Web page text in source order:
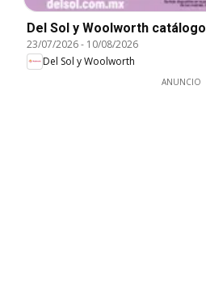
Del Sol y Woolworth catálogo
23/07/2026- 10/08/2026
Del Sol y Woolworth
ANUNCIO